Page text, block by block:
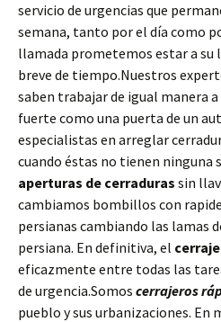
servicio de urgencias que
semana, tanto por el día como
llamada prometemos estar a su
breve de tiempo.Nuestros
saben trabajar de igual manera
fuerte como una puerta de un
especialistas en arreglar
cuando éstas no tienen ninguna
aperturas de cerraduras sin
cambiamos bombillos con
persianas cambiando las lamas
persiana. En definitiva, el
eficazmente entre todas las
de urgencia.Somos cerrajeros
pueblo y sus urbanizaciones. En